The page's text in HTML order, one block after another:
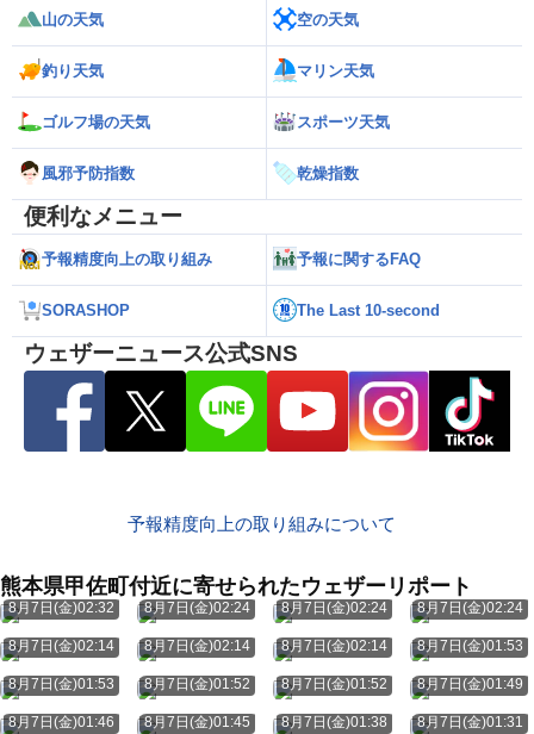
山の天気 空の天気
釣り天気 マリン天気
ゴルフ場の天気 スポーツ天気
風邪予防指数 乾燥指数
便利なメニュー
予報精度向上の取り組み 予報に関するFAQ
SORASHOP The Last 10-second
ウェザーニュース公式SNS
予報精度向上の取り組みについて
熊本県甲佐町付近に寄せられたウェザーリポート
8月7日(金)02:32 8月7日(金)02:24 8月7日(金)02:24 8月7日(金)02:24
8月7日(金)02:14 8月7日(金)02:14 8月7日(金)02:14 8月7日(金)01:53
8月7日(金)01:53 8月7日(金)01:52 8月7日(金)01:52 8月7日(金)01:49
8月7日(金)01:46 8月7日(金)01:45 8月7日(金)01:38 8月7日(金)01:31